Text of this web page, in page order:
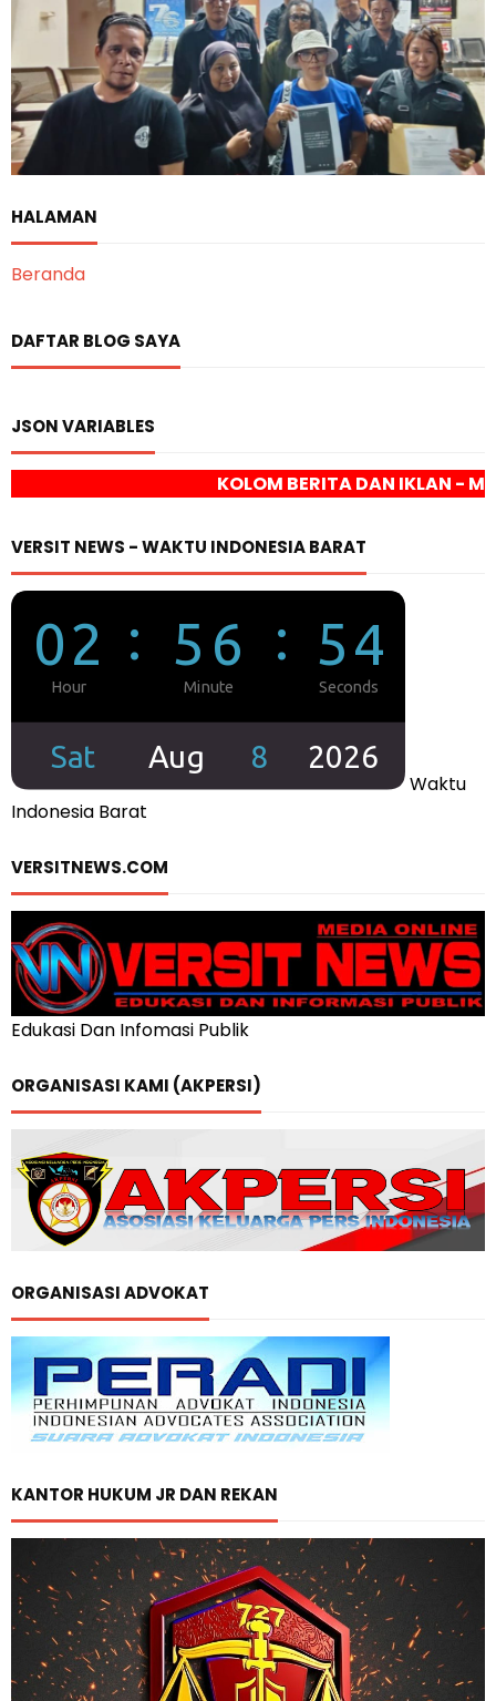
HALAMAN
Beranda
DAFTAR BLOG SAYA
JSON VARIABLES
KOLOM BERITA DAN IKLAN - MEDIA ONLINE
VERSIT NEWS - WAKTU INDONESIA BARAT
Waktu
Indonesia Barat
VERSITNEWS.COM
Edukasi Dan Infomasi Publik
ORGANISASI KAMI (AKPERSI)
ORGANISASI ADVOKAT
KANTOR HUKUM JR DAN REKAN